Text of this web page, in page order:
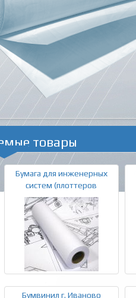
товары
Бумага для инженерных
систем (плоттеров
Бумвинил г. Иваново